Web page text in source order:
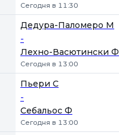
Сегодня в 11:30
Дедура-Паломеро М
-
Лехно-Васютински Ф
Сегодня в 13:00
Пьери С
-
Себальос Ф
Сегодня в 13:00